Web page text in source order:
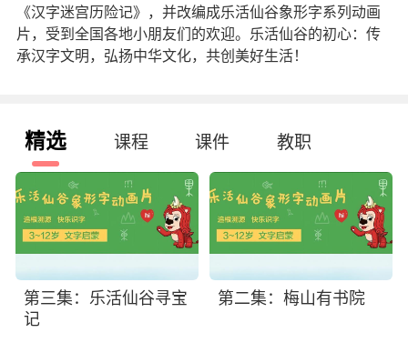
《汉字迷宫历险记》，并改编成乐活仙谷象形字系列动画
片，受到全国各地小朋友们的欢迎。乐活仙谷的初心：传
承汉字文明，弘扬中华文化，共创美好生活！
精选 课程 课件 教职
第三集：乐活仙谷寻宝
记
第二集：梅山有书院